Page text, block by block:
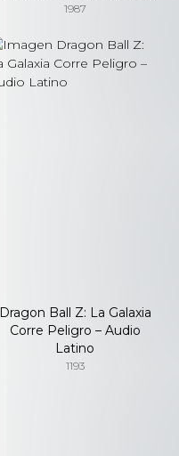
1987
Dragon Ball Z: La Galaxia
Corre Peligro – Audio
Latino
1193